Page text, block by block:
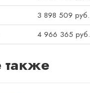
3 898 509 руб.
4 966 365 руб.
также